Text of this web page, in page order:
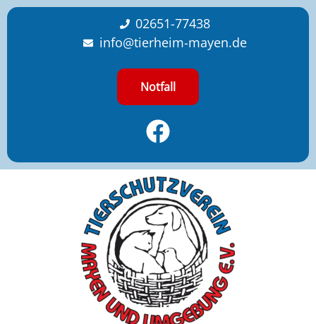
content
02651-77438
info@tierheim-mayen.de
Notfall